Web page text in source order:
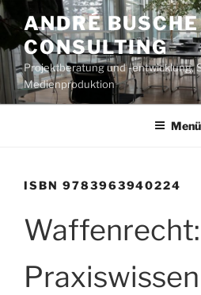
Zum
Inhalt
springen
ANDRÉ
CONSULTING
Projektberatung und -entwicklung,
Medienproduktion
Menü
ISBN 9783963940224
Waffenrecht: